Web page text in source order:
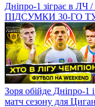
Дніпро-1 зіграє в
ПІДСУМКИ 30-ГО
Зоря обійде Дніпро-1
матч сезону для